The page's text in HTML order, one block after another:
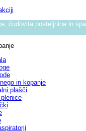
čudovita posteljnina in
in kopanje
plašči